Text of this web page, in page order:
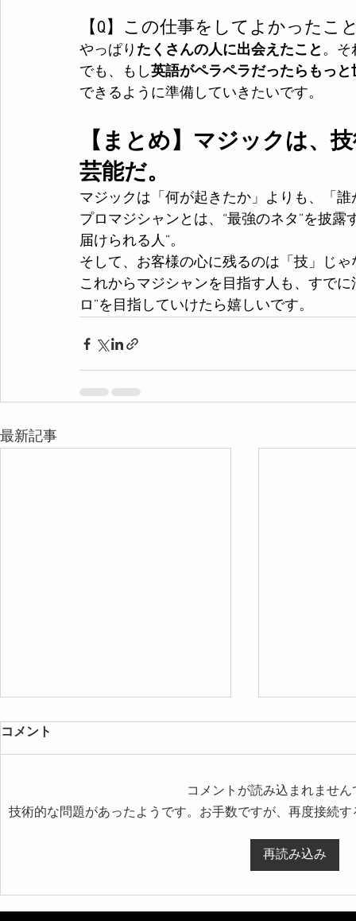
【Q】この仕事をしてよかったこ
やっぱり たくさんの人に出会えたこと。そ
でも、もし英語がペラペラだったらもっと
できるように準備していきたいです。
【まとめ】マジックは、
芸能だ。
マジックは「何が起きたか」よりも、「
プロマジシャンとは、“最強のネタ”を披
届けられる人”。
そして、お客様の心に残るのは「技」じ
これからマジシャンを目指す人も、すで
ロ”を目指していけたら嬉しいです。
最新記事
高校の学園祭でプロマジシャ
ンアッキーがサプライズイリ
【北海道
ョンマジッ
ーティーで
ッキーが感
コメント
コメントが読み込まれませ
技術的な問題があったようです。お手数ですが、再度接続
再読み込み